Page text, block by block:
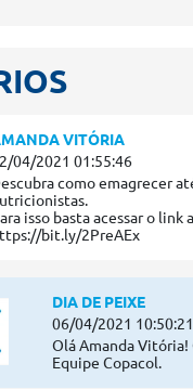
VITÓRIA
04/2021 01:55:46
como emagrecer
isso basta acessar o link
bit.ly/2PreAEx
DIA DE PEIXE
06/04/2021 10:50:21
Olá Amanda
Equipe Copacol.